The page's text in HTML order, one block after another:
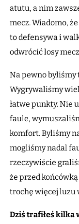
atutu, a nim
mecz. Wiadomo,
to defensywa i
odwrócić losy
Na pewno byliśmy
Wygrywaliśmy
łatwe punkty. Nie
faule,
komfort. Byliśmy
mogliśmy nadal
rzeczywiście
że przed
trochę więcej luzu
Dziś trafiłeś kilka